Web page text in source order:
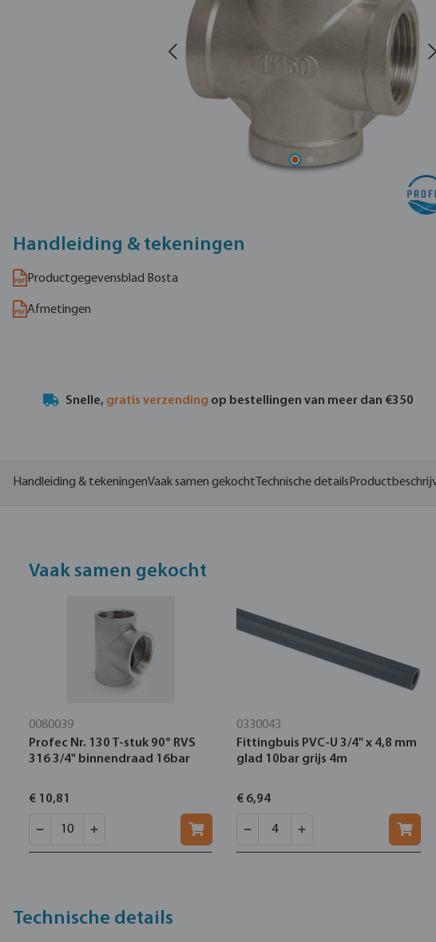
Handleiding & tekeningen
Productgegevensblad Bosta
Afmetingen
Snelle, gratis verzending op bestellingen van meer dan €350
Handleiding & tekeningenVaak samen gekocht Technische details
Vaak samen gekocht
0080039
Profec Nr. 130 T-stuk 90° RVS
316 3/4" binnendraad 16bar
€ 10,81
0330043
Fittingbuis PVC-U 3/4" x 4,8 mm
glad 10bar grijs 4m
€ 6,94
Technische details